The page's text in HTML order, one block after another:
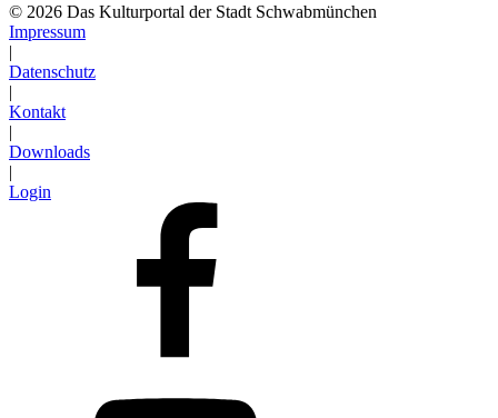
© 2026 Das Kulturportal der Stadt Schwabmünchen
Impressum
|
Datenschutz
|
Kontakt
|
Downloads
|
Login